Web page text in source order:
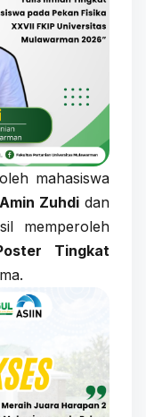
mahasiswa
Amin Zuhdi dan
memperoleh
Tingkat